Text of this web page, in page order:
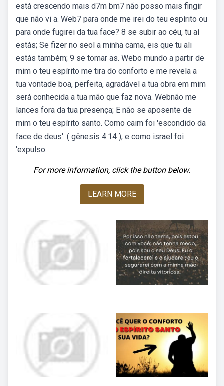
está crescendo mais d7m bm7 não posso mais fingir
que não vi a. Web7 para onde me irei do teu espírito ou
para onde fugirei da tua face? 8 se subir ao céu, tu aí
estás; Se fizer no seol a minha cama, eis que tu ali
estás também; 9 se tomar as. Webo mundo a partir de
mim o teu espírito me tira do conforto e me revela a
tua vontade boa, perfeita, agradável a tua obra em mim
será conhecida a tua mão que faz nova. Webnão me
lances fora da tua presença; E não se aposente de
mim o teu espírito santo. Como caim foi 'escondido da
face de deus'. ( gênesis 4:14 ), e como israel foi
'expulso.
For more information, click the button below.
LEARN MORE